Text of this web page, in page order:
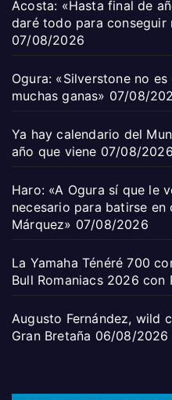
Acosta: «Hasta final de
daré todo para conseguir
07/08/2026
Ogura: «Silverstone no
muchas ganas» 07/08/
Ya hay calendario del
año que viene 07/08/2026
Haro: «A Ogura sí que le
necesario para batirse en
Márquez» 07/08/2026
La Yamaha Ténéré 700
Bull Romaniacs 2026 con
Augusto Fernández, wild
Gran Bretaña 06/08/2026